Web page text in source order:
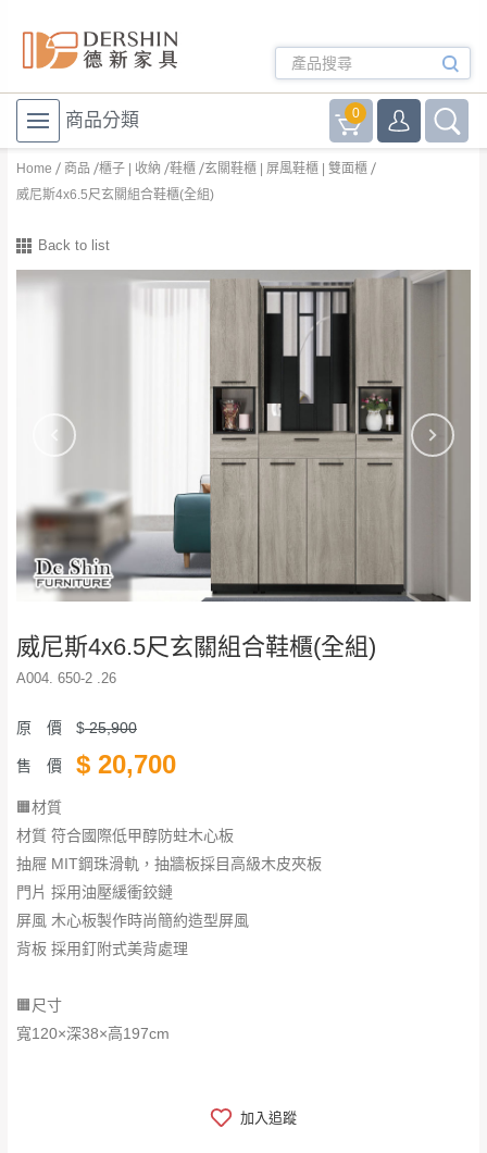
商品分類 0
Home 商品 櫃子 | 收納 鞋櫃 玄關鞋櫃 | 屏風鞋櫃 | 雙面櫃
威尼斯4x6.5尺玄關組合鞋櫃(全組)
Back to list
威尼斯4x6.5尺玄關組合鞋櫃(全組)
A004. 650-2 .26
原 價 $25,900
售 價 $ 20,700
🟧材質
材質 符合國際低甲醇防蛀木心板
抽屜 MIT鋼珠滑軌，抽牆板採目高級木皮夾板
門片 採用油壓緩衝鉸鏈
​​​​​​​屏風 木心板製作時尚簡約造型屏風
背板 採用釘附式美背處理
🟧尺寸
寬120×深38×高197cm
加入追蹤